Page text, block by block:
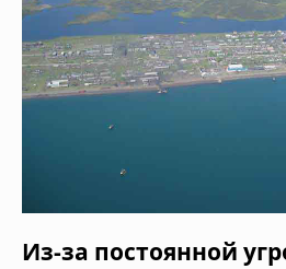
Из-за постоянной